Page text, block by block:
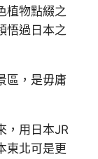
植物點綴之
悟過日本之
區，是毋庸
，用日本JR
東北可是更